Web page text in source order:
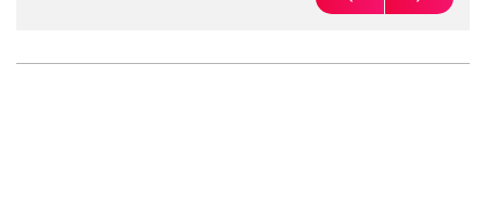
PREVIOUS NEXT